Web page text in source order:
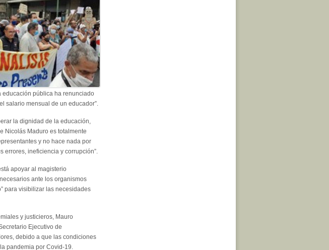
educación pública ha renunciado
salario mensual de un educador”.
la dignidad de la educación,
Nicolás Maduro es totalmente
y no hace nada por
ineficiencia y corrupción”.
apoyar al magisterio
ante los organismos
para visibilizar las necesidades
y justicieros, Mauro
Ejecutivo de
debido a que las condiciones
pandemia por Covid-19.